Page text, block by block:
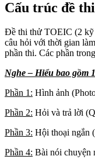
Cấu trúc đề
Đề thi thử TOEIC (2 kỹ
câu hỏi với thời gian
phần thi. Các phần
Nghe – Hiểu bao gồm
Phần 1: Hình ảnh
Phần 2: Hỏi và trả lời
Phần 3: Hội thoại ngắn
Phần 4: Bài nói chuyện